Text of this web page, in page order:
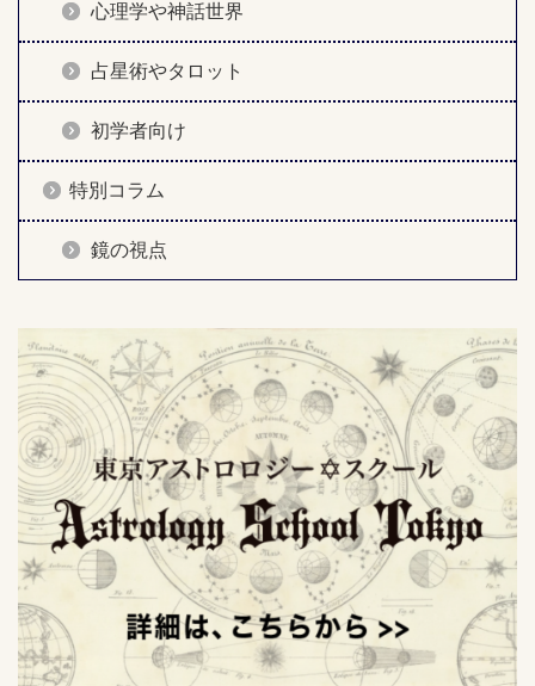
心理学や神話世界
占星術やタロット
初学者向け
特別コラム
鏡の視点